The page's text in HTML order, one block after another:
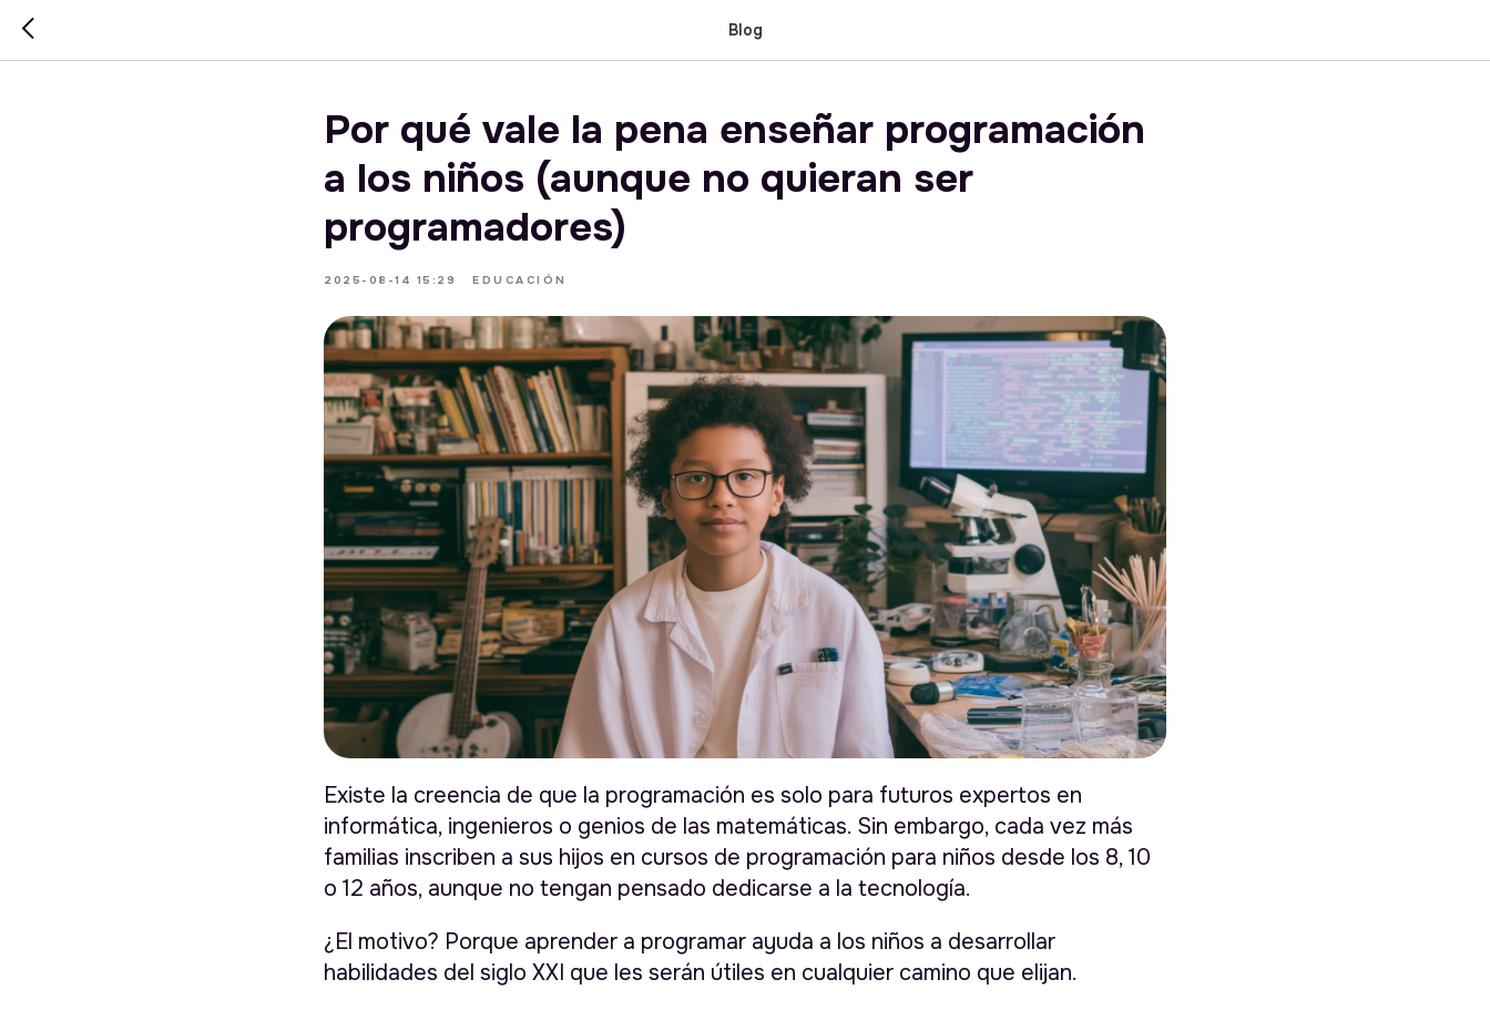
Blog
Por qué vale la pena enseñar programación
a los niños (aunque no quieran ser
programadores)
2025-08-14 15:29 EDUCACIÓN
Existe la creencia de que la programación es solo para futuros expertos en
informática, ingenieros o genios de las matemáticas. Sin embargo, cada vez más
familias inscriben a sus hijos en cursos de programación para niños desde los 8, 10
o 12 años, aunque no tengan pensado dedicarse a la tecnología.
¿El motivo? Porque aprender a programar ayuda a los niños a desarrollar
habilidades del siglo XXI que les serán útiles en cualquier camino que elijan.